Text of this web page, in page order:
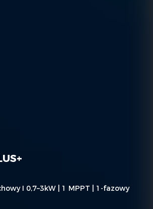
I 0,7–3kW | 1 MPPT | 1-fazowy